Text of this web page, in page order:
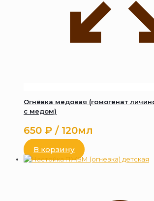
Огнёвка медовая (гомогенат
с медом)
650 ₽ / 120мл
В корзину